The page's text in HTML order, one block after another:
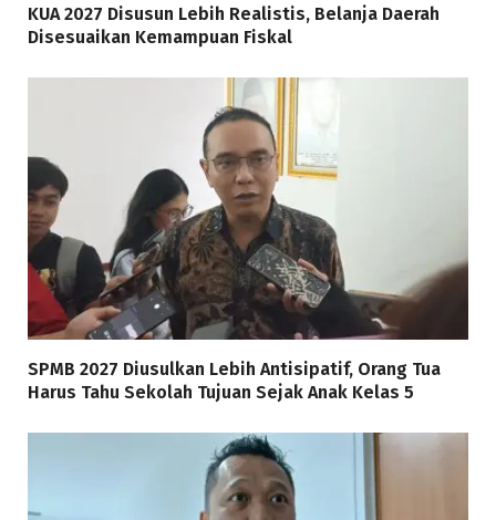
KUA 2027 Disusun Lebih Realistis, Belanja Daerah
Disesuaikan Kemampuan Fiskal
SPMB 2027 Diusulkan Lebih Antisipatif, Orang Tua
Harus Tahu Sekolah Tujuan Sejak Anak Kelas 5